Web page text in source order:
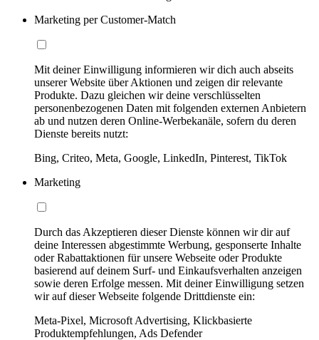
Marketing per Customer-Match
Mit deiner Einwilligung informieren wir dich auch abseits
unserer Website über Aktionen und zeigen dir relevante
Produkte. Dazu gleichen wir deine verschlüsselten
personenbezogenen Daten mit folgenden externen Anbietern
ab und nutzen deren Online-Werbekanäle, sofern du deren
Dienste bereits nutzt:
Bing, Criteo, Meta, Google, LinkedIn, Pinterest, TikTok
Marketing
Durch das Akzeptieren dieser Dienste können wir dir auf
deine Interessen abgestimmte Werbung, gesponserte Inhalte
oder Rabattaktionen für unsere Webseite oder Produkte
basierend auf deinem Surf- und Einkaufsverhalten anzeigen
sowie deren Erfolge messen. Mit deiner Einwilligung setzen
wir auf dieser Webseite folgende Drittdienste ein:
Meta-Pixel, Microsoft Advertising, Klickbasierte
Produktempfehlungen, Ads Defender